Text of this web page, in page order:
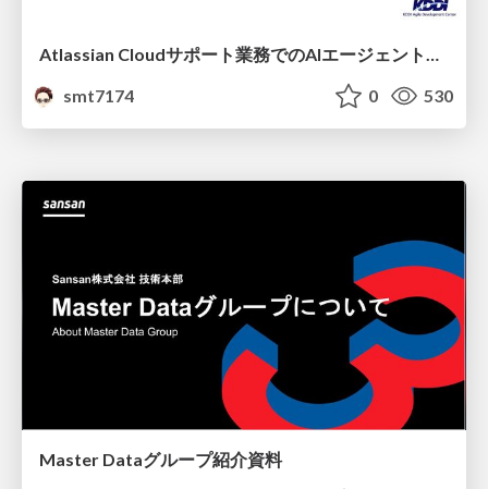
Atlassian Cloudサポート業務でのAIエージェント活用事例
smt7174
0 530
Master Dataグループ紹介資料